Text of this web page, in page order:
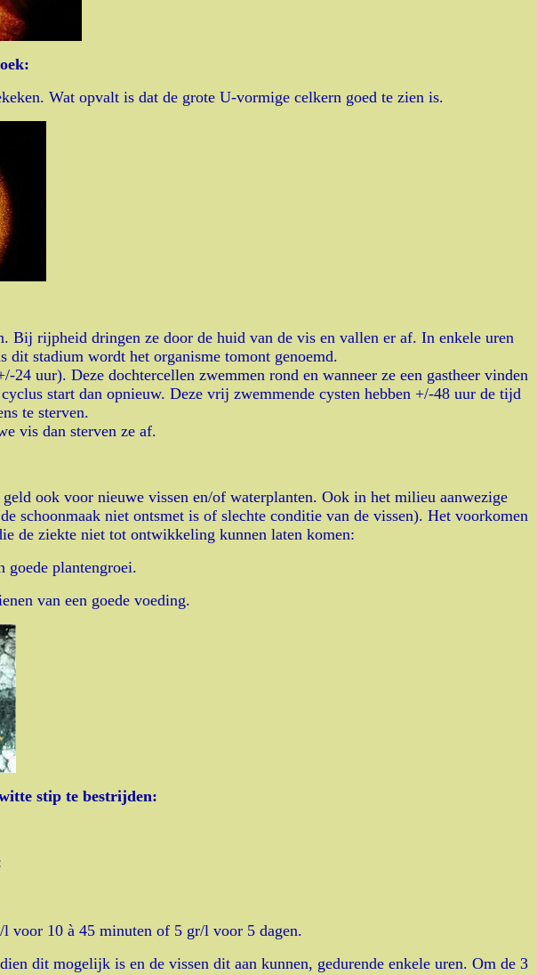
Wat opvalt is dat de grote U-vormige celkern goed te zien is.
rijpheid dringen ze door de huid van de vis en vallen er af. In enkele uren
dit stadium wordt het organisme tomont genoemd.
uur). Deze dochtercellen zwemmen rond en wanneer ze een gastheer vinden
start dan opnieuw. Deze vrij zwemmende cysten hebben +/-48 uur de tijd
te sterven.
vis dan sterven ze af.
ook voor nieuwe vissen en/of waterplanten. Ook in het milieu aanwezige
schoonmaak niet ontsmet is of slechte conditie van de vissen). Het voorkomen
de ziekte niet tot ontwikkeling kunnen laten komen:
goede plantengroei.
van een goede voeding.
stip te bestrijden:
voor 10 à 45 minuten of 5 gr/l voor 5 dagen.
dit mogelijk is en de vissen dit aan kunnen, gedurende enkele uren. Om de 3